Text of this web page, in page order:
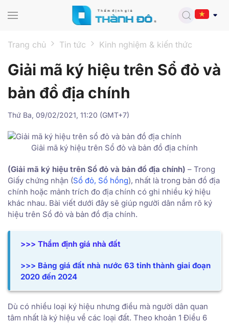
Trang chủ Tin tức Kinh nghiệm & kiến thức
Giải mã ký hiệu trên Sổ đỏ và
bản đồ địa chính
Thứ Ba, 09/02/2021, 11:20 (GMT+7)
Giải mã ký hiệu trên Sổ đỏ và bản đồ địa chính
(Giải mã ký hiệu trên Sổ đỏ và bản đồ địa chính) – Trong
Giấy chứng nhận (Sổ đỏ, Sổ hồng), nhất là trong bản đồ địa
chính hoặc mảnh trích đo địa chính có ghi nhiều ký hiệu
khác nhau. Bài viết dưới đây sẽ giúp người dân nắm rõ ký
hiệu trên Sổ đỏ và bản đồ địa chính.
>>> Thẩm định giá nhà đất
>>> Bảng giá đất nhà nước 63 tỉnh thành giai đoạn
2020 đến 2024
Dù có nhiều loại ký hiệu nhưng điều mà người dân quan
tâm nhất là ký hiệu về các loại đất. Theo khoản 1 Điều 6